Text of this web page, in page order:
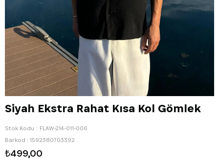
Siyah Ekstra Rahat Kısa Kol Gömlek
Stok Kodu
FLAW-214-011-006
Barkod : 1592380703392
₺499,00